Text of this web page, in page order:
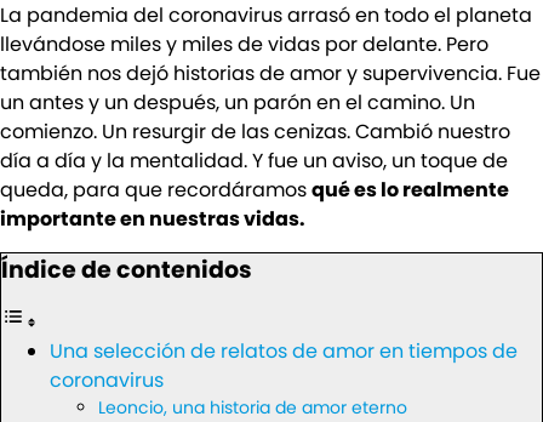
La pandemia del coronavirus arrasó en todo el planeta
llevándose miles y miles de vidas por delante. Pero
también nos dejó historias de amor y supervivencia. Fue
un antes y un después, un parón en el camino. Un
comienzo. Un resurgir de las cenizas. Cambió nuestro
día a día y la mentalidad. Y fue un aviso, un toque de
queda, para que recordáramosqué es lo realmente
importante en nuestras vidas.
Índice de contenidos
Una selección de relatos de amor en tiempos de
coronavirus
Leoncio, una historia de amor eterno